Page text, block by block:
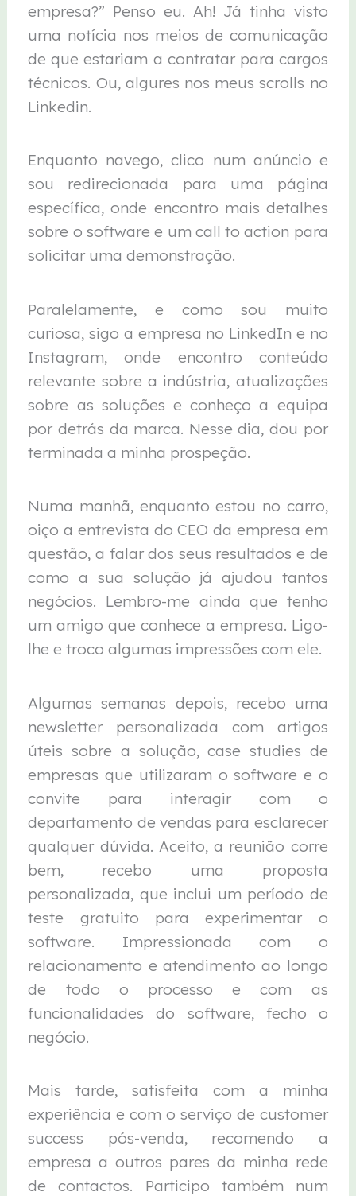
empresa?” Penso eu. Ah! Já tinha visto
uma notícia nos meios de comunicação
de que estariam a contratar para cargos
técnicos. Ou, algures nos meus scrolls no
Linkedin.
Enquanto navego, clico num anúncio e
sou redirecionada para uma página
específica, onde encontro mais detalhes
sobre o software e um call to action para
solicitar uma demonstração.
Paralelamente, e como sou muito
curiosa, sigo a empresa no LinkedIn e no
Instagram, onde encontro conteúdo
relevante sobre a indústria, atualizações
sobre as soluções e conheço a equipa
por detrás da marca. Nesse dia, dou por
terminada a minha prospeção.
Numa manhã, enquanto estou no carro,
oiço a entrevista do CEO da empresa em
questão, a falar dos seus resultados e de
como a sua solução já ajudou tantos
negócios. Lembro-me ainda que tenho
um amigo que conhece a empresa. Ligo-
lhe e troco algumas impressões com ele.
Algumas semanas depois, recebo uma
newsletter personalizada com artigos
úteis sobre a solução, case studies de
empresas que utilizaram o software e o
convite para interagir com o
departamento de vendas para esclarecer
qualquer dúvida. Aceito, a reunião corre
bem, recebo uma proposta
personalizada, que inclui um período de
teste gratuito para experimentar o
software. Impressionada com o
relacionamento e atendimento ao longo
de todo o processo e com as
funcionalidades do software, fecho o
negócio.
Mais tarde, satisfeita com a minha
experiência e com o serviço de customer
success pós-venda, recomendo a
empresa a outros pares da minha rede
de contactos. Participo também num